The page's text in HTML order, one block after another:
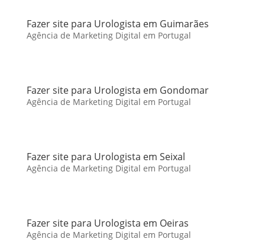
Fazer site para Urologista em Guimarães
Agência de Marketing Digital em Portugal
Fazer site para Urologista em Gondomar
Agência de Marketing Digital em Portugal
Fazer site para Urologista em Seixal
Agência de Marketing Digital em Portugal
Fazer site para Urologista em Oeiras
Agência de Marketing Digital em Portugal